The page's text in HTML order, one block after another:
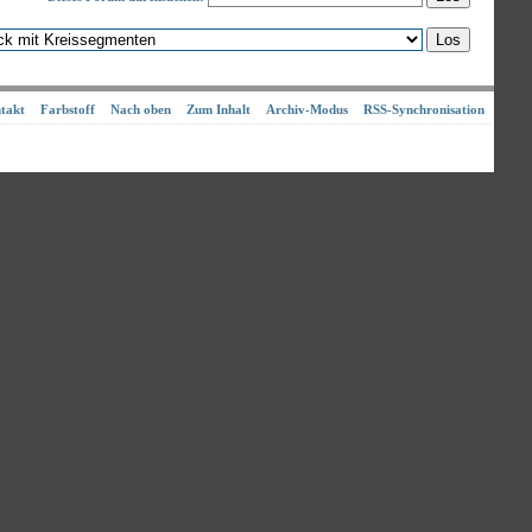
Farbstoff Nach oben Zum Inhalt Archiv-Modus RSS-Synchronisation